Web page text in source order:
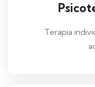
Terapia